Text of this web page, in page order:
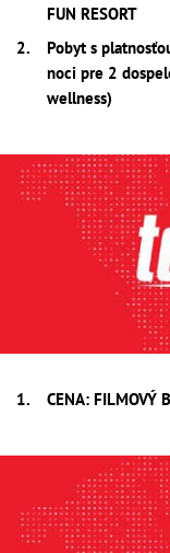
FUN RESORT
Pobyt s
noci pre 2
wellness)
CENA: FILMOVÝ